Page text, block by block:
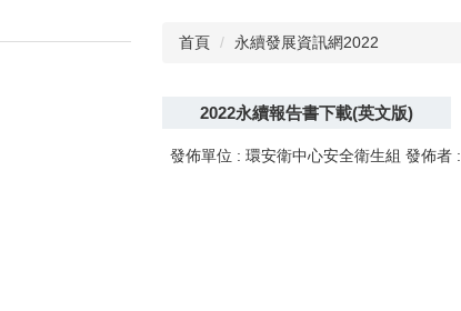
首頁 永續發展資訊網2022
2022永續報告書下載(英文版)
發佈單位 : 環安衛中心安全衛生組 發佈者 :